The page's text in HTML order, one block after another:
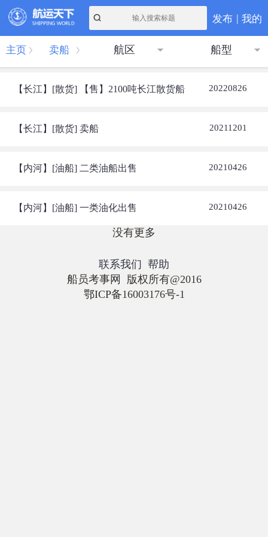
发布 | 我的
卖船
主页 航区 船型
【长江】[散货] 【售】2100吨长江散货船 20220826
【长江】[散货] 卖船 20211201
【内河】[油船] 二类油船出售 20210426
【内河】[油船] 一类油化出售 20210426
没有更多
联系我们 帮助
船员考事网 版权所有@2016
鄂ICP备16003176号-1